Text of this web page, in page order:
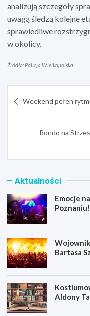
analizują szczegóły
uwagą śledzą kolejne
sprawiedliwe
w okolicy.
Źródło: Policja Wielkopolska
wpisu
Weekend pełen
Rondo na
Aktualności
Emocje
Poznaniu!
Bartasa
Aldony